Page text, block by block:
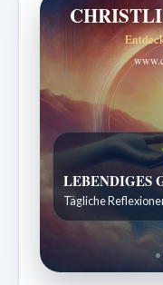
LEBENDIGES
Tägliche